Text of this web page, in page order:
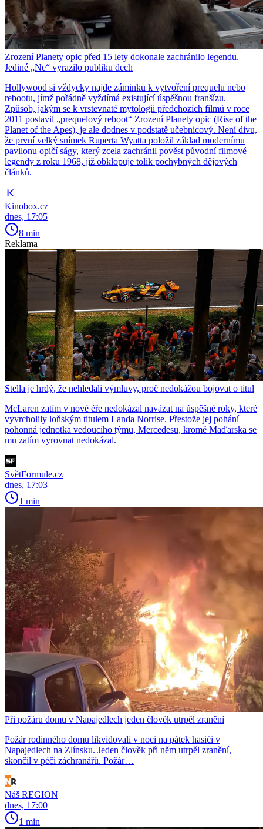
Zrození Planety opic před 15 lety dokonale zachránilo legendu.
Jediné „Ne“ vyrazilo publiku dech
Hollywood si vždycky najde záminku k vytvoření prequelu nebo
rebootu, jímž pořádně vyždímá existující úspěšnou franšízu.
Způsob, jakým se k vrstevnaté mytologii předchozích filmů v roce
2011 postavil „prequelový reboot“ Zrození Planety opic (Rise of the
Planet of the Apes), je ale dodnes v podstatě učebnicový. Není divu,
že první velký snímek Ruperta Wyatta položil základ modernímu
pavilonu opičí ságy, který zcela zachránil pověst původní filmové
legendy z roku 1968, již obklopuje tolik pochybných dějových
článků.
Kinobox.cz
dnes, 17:05
8 min
Reklama
Stella je hrdý, že nehledali výmluvy, proč nedokážou bojovat o titul
McLaren zatím v nové éře nedokázal navázat na úspěšné roky, které
vyvrcholily loňským titulem Landa Norrise. Přestože jej pohání
pohonná jednotka vedoucího týmu, Mercedesu, kromě Maďarska se
mu zatím vyrovnat nedokázal.
SvětFormule.cz
dnes, 17:03
1 min
Při požáru domu v Napajedlech jeden člověk utrpěl zranění
Požár rodinného domu likvidovali v noci na pátek hasiči v
Napajedlech na Zlínsku. Jeden člověk při něm utrpěl zranění,
skončil v péči záchranářů. Požár…
Náš REGION
dnes, 17:00
1 min